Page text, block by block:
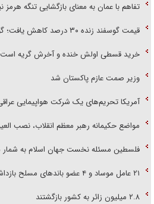
تفاهم با عمان به معنای بازگشایی تنگه
قیمت گوسفند زنده ۳۰ درصد کاهش یافت؛ گوشت ارزان نشد
خرید قسطی اولش خنده و آخرش گریه
وزیر صمت عازم پاکستان شد
آمریکا تحریم‌های یک شرکت هواپیمایی
مواضع حکیمانه رهبر معظم انقلاب، نصب
فلسطین مسئله نخست جهان اسلام به شمار
۲۱ عامل موساد و ۴ عضو باند‌های مسلح بازداشت شدند
۲.۸ میلیون زائر به کشور بازگشتند